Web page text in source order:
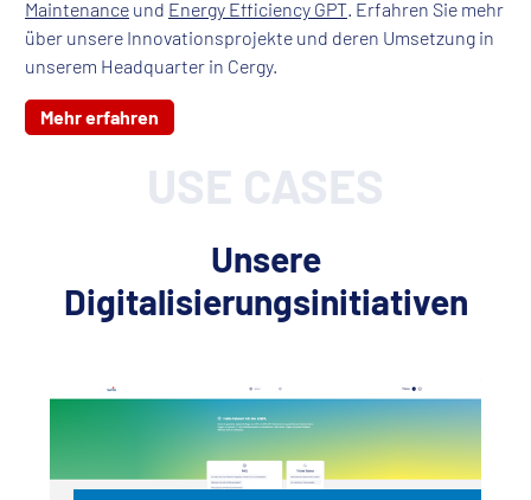
Maintenance und Energy Efficiency GPT. Erfahren Sie mehr
über unsere Innovationsprojekte und deren Umsetzung in
unserem Headquarter in Cergy.
Mehr erfahren
USE CASES
Unsere
Digitalisierungsinitiativen